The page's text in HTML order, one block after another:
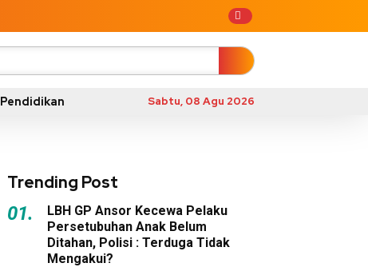
Pendidikan Sabtu, 08 Agu 2026
Trending Post
01.
LBH GP Ansor Kecewa Pelaku
Persetubuhan Anak Belum
Ditahan, Polisi : Terduga Tidak
Mengakui?